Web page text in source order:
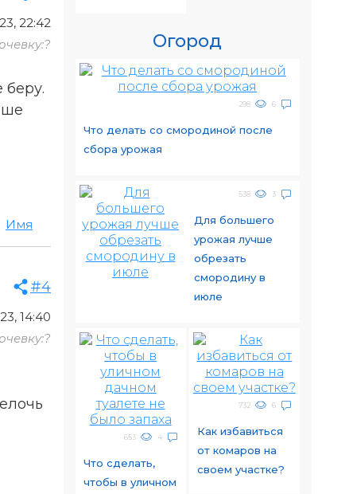
22:42
Имя
#4
14:40
Огород
298 6
Что делать со смородиной после
сбора урожая
538 3
Для большего
урожая лучше
обрезать
смородину в
июле
653 4
Что сделать,
чтобы в уличном
732 6
Как избавиться
от комаров на
своем участке?